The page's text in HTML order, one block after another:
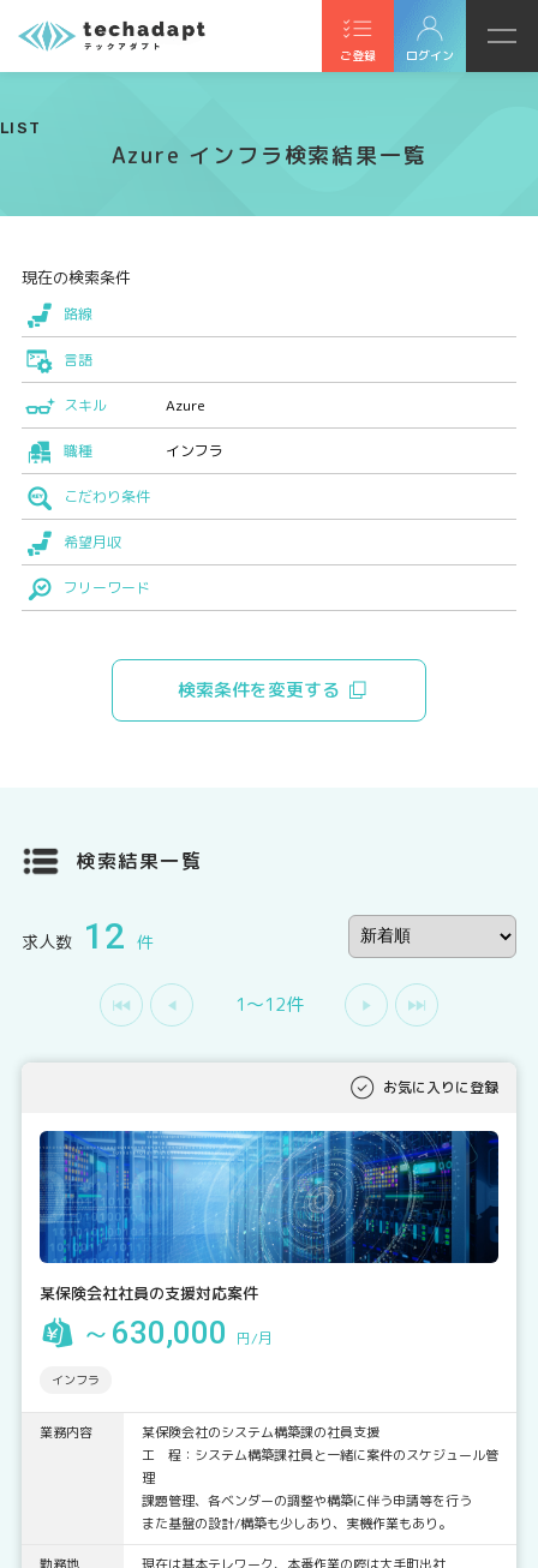
ご登録 ログイン
LIST
Azure インフラ検索結果一覧
現在の検索条件
路線
言語
スキル Azure
職種 インフラ
こだわり条件
希望月収
フリーワード
検索条件を変更する
検索結果一覧
求人数 12 件
1〜12件
お気に入りに登録
某保険会社社員の支援対応案件
～630,000 円/月
インフラ
業務内容
某保険会社のシステム構築課の社員支援
工 程：システム構築課社員と一緒に案件のスケジュール管
理
課題管理、各ベンダーの調整や構築に伴う申請等を行う
また基盤の設計/構築も少しあり、実機作業もあり。